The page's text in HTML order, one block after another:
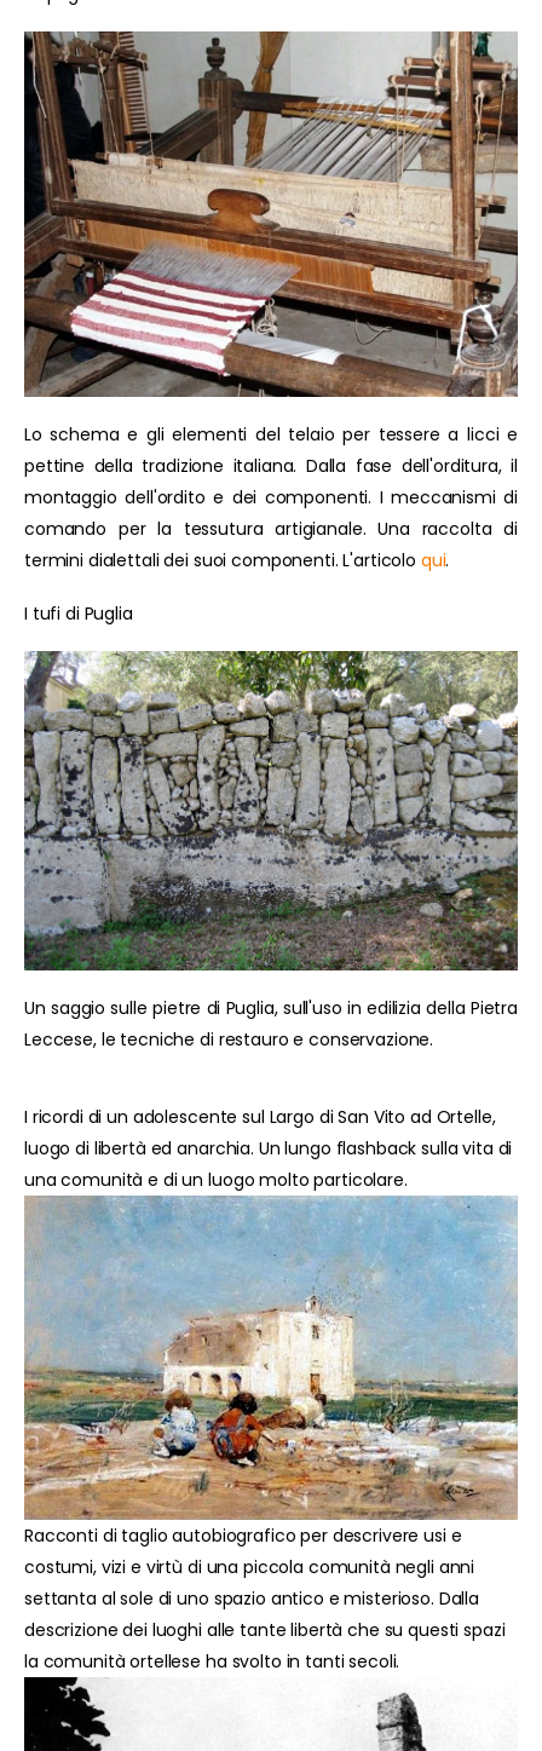
Lo schema e gli elementi del telaio per tessere a licci e
pettine della tradizione italiana. Dalla fase dell'orditura, il
montaggio dell'ordito e dei componenti. I meccanismi di
comando per la tessutura artigianale. Una raccolta di
termini dialettali dei suoi componenti. L'articolo qui.
I tufi di Puglia
Un saggio sulle pietre di Puglia, sull'uso in edilizia della Pietra
Leccese, le tecniche di restauro e conservazione.
I ricordi di un adolescente sul Largo di San Vito ad Ortelle,
luogo di libertà ed anarchia. Un lungo flashback sulla vita di
una comunità e di un luogo molto particolare.
Racconti di taglio autobiografico per descrivere usi e
costumi, vizi e virtù di una piccola comunità negli anni
settanta al sole di uno spazio antico e misterioso. Dalla
descrizione dei luoghi alle tante libertà che su questi spazi
la comunità ortellese ha svolto in tanti secoli.